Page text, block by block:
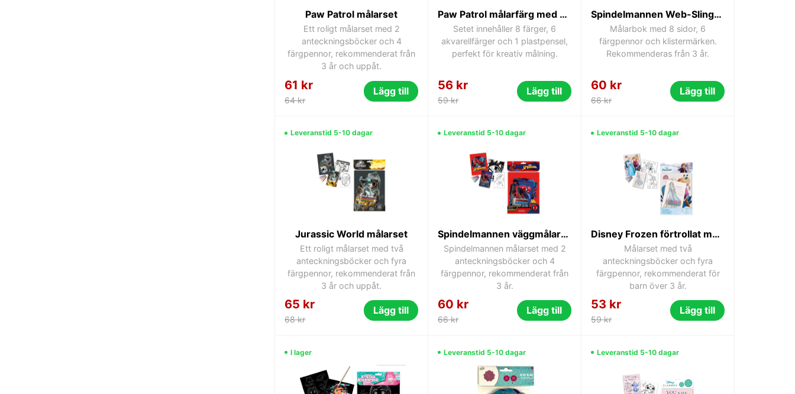
Paw Patrol målarset
Ett roligt målarset med 2
anteckningsböcker och 4
färgpennor, rekommenderat från
3 år och uppåt.
61 kr
64 kr
Lägg till
Paw Patrol målarfärg med set
Setet innehåller 8 färger, 6
akvarellfärger och 1 plastpensel,
perfekt för kreativ målning.
56 kr
59 kr
Lägg till
Spindelmannen Web-Slinger målarbok med klistermärken
Målarbok med 8 sidor, 6
färgpennor och klistermärken.
Rekommenderas från 3 år.
60 kr
66 kr
Lägg till
Leveranstid 5-10 dagar
Jurassic World målarset
Ett roligt målarset med två
anteckningsböcker och fyra
färgpennor, rekommenderat från
3 år och uppåt.
65 kr
68 kr
Lägg till
Leveranstid 5-10 dagar
Spindelmannen väggmålarset
Spindelmannen målarset med 2
anteckningsböcker och 4
färgpennor, rekommenderat från
3 år.
60 kr
66 kr
Lägg till
Leveranstid 5-10 dagar
Disney Frozen förtrollat målarset
Målarset med två
anteckningsböcker och fyra
färgpennor, rekommenderat för
barn över 3 år.
53 kr
59 kr
Lägg till
I lager Leveranstid 5-10 dagar Leveranstid 5-10 dagar